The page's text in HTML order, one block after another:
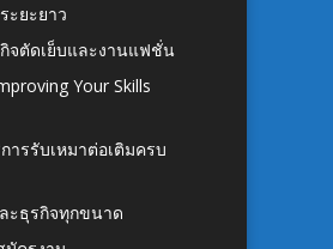
ะยะยาว
จตัดเย็บและงานแฟชั่น
Your Skills
ารรับเหมาต่อเติมครบ
ะธุรกิจทุกขนาด